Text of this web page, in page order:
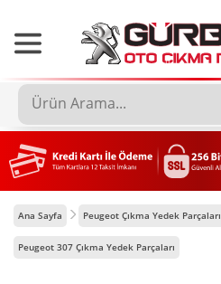
Ana Sayfa Peugeot Çıkma Yedek Parçaları
Peugeot 307 Çıkma Yedek Parçaları